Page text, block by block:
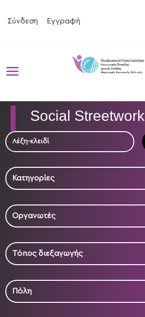
Σύνδεση Εγγραφή
a
Social Streetwork
Κατηγορίες
Οργανωτές
Τόπος διεξαγωγής
Πόλη